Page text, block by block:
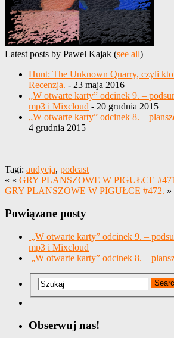
Latest posts by Paweł Kajak (see all)
Hunt: The Unknown Quarry, czyli
Recenzja. - 23 maja 2016
„W otwarte karty” odcinek 9. –
mp3 i Mixcloud - 20 grudnia 2015
„W otwarte karty” odcinek 8. –
4 grudnia 2015
Tagi: audycja, podcast
« « GRY PLANSZOWE W PIGUŁCE #471
GRY PLANSZOWE W PIGUŁCE #472. »
Powiązane posty
„W otwarte karty” odcinek 9. –
mp3 i Mixcloud
„W otwarte karty” odcinek 8. –
Obserwuj nas!